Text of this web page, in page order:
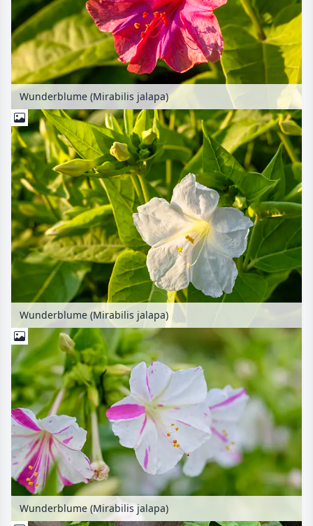
Wunderblume (Mirabilis jalapa)
Wunderblume (Mirabilis jalapa)
Wunderblume (Mirabilis jalapa)